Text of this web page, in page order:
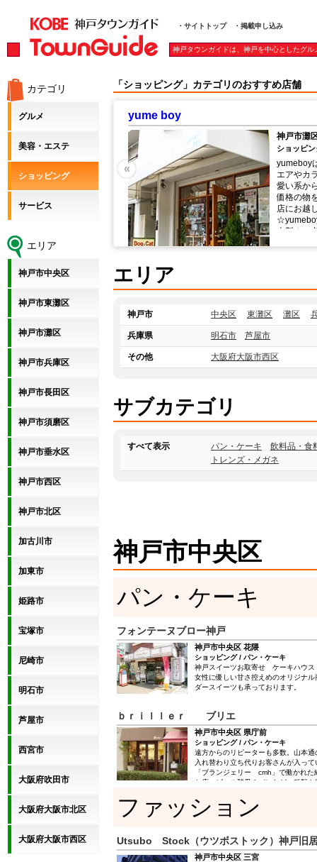
・サイトトップ ・掲載申し込み
神戸タウンガイドは、神戸を中心としたグ
カテゴリ
グルメ
美容・エステ
ショッピング
サービス
エリア
神戸市中央区
神戸市東灘区
神戸市灘区
神戸市兵庫区
神戸市長田区
神戸市須磨区
神戸市垂水区
神戸市西区
神戸市北区
加古川市
加東市
姫路市
宝塚市
尼崎市
明石市
芦屋市
西宮市
大阪府吹田市
大阪府大阪市北区
大阪府大阪市西区
「ショッピング」カテゴリのおすすめ店舗
ション
く使っていただけるウ
ド、ハーネスなど、 可
お待ちしております！
ルの商品は、すべて日
られないお客様にもこ
げいただけるようにな
上のご注文でも全国送料
ます。 詳細はご利用案
サイズなど細かい部分
品の注文フォームからお
さい。 ☆「こんな感じ
けど・・・」といったご
お電話やメールでお問い
ブログでは随時 セー
ご紹介しています！ ぜ
さいね！！
ｂｒｉｌｌｅｒ ブリエ
神戸市中
ショッピ
遠方から
な住宅地
さんが入
ジェリー
出された
も豊富に
«
エリア
神戸市 中央区 東灘区 灘区
兵庫県 明石市 芦屋市
その他 大阪府大阪市西区
サブカテゴリ
すべて表示 パン・ケーキ
飲料品・食
トレンズ・メガネ
神戸市中央区
パン・ケーキ
フォンテーヌブロー神戸
神戸市中央区 花隈
ショッピング / パン・ケーキ
神戸スイーツお取寄せ ケーキハウ
女性に優しい甘さ控えめのオリジナ
ダースイーツも承っております。
ｂｒｉｌｌｅｒ ブリエ
神戸市中央区 県庁前
ショッピング / パン・ケーキ
遠方からのリピーターも多数。山本
入れ替わり立ち代りお客さんが入っ
「ブランジェリー cmh」で働かれた
お店。ビール酵母のパンなど、種類
ファッション
Utsubo Stock（ウツボストック）神戸旧
神戸市中央区 三宮